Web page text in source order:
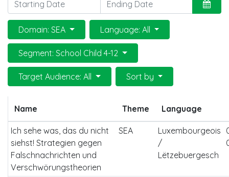
Domain: SEA Language: All
Segment: School Child 4-12
Target Audience: All Sort by
Name Theme Language
Ich sehe was, das du nicht
siehst! Strategien gegen
Falschnachrichten und
Verschwörungstheorien
SEA
Luxembourgeois
/
Lëtzebuergesch